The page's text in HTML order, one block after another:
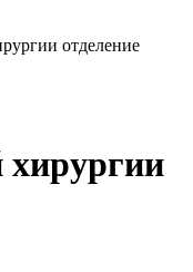
отделение
хирургии